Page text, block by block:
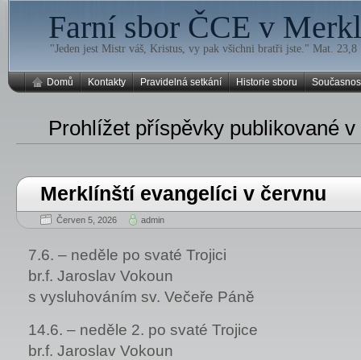
Farní sbor ČCE v
"Jeden jest Mistr váš, Kristus, vy pak všichni bratři jste." Mat. 23,8
Domů Kontakty Pravidelná setkání Historie sboru
Prohlížet příspěvky publikované
Merklínští evangelíci v červnu
Červen 5, 2026 admin
7.6. – neděle po svaté Trojici
br.f. Jaroslav Vokoun
s vysluhováním sv. Večeře Páně
14.6. – neděle 2. po svaté Trojice
br.f. Jaroslav Vokoun